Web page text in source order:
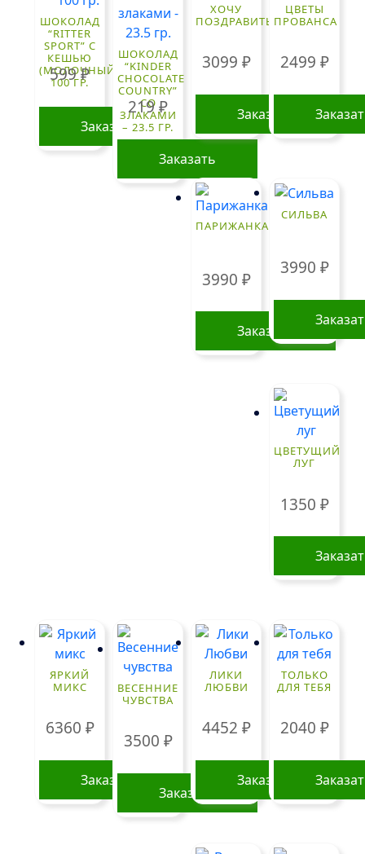
ШОКОЛАД
“RITTER
SPORT” С
КЕШЬЮ
(МОЛОЧНЫЙ)
100 ГР.
599₽
Заказать
ШОКОЛАД
“KINDER
CHOCOLATE
COUNTRY”
СО
ЗЛАКАМИ
– 23.5 ГР.
219₽
Заказать
ХОЧУ
ПОЗДРАВИТЬ
3099 ₽
Заказать
ЦВЕТЫ
ПРОВАНСА
2499 ₽
ПАРИЖАНКА
3990 ₽
Заказать
СИЛЬВА
3990 ₽
ЦВЕТУЩИЙ
ЛУГ
1350 ₽
ЯРКИЙ
МИКС
6360 ₽
Заказать
ВЕСЕННИЕ
ЧУВСТВА
3500 ₽
Заказать
ЛИКИ
ЛЮБВИ
4452 ₽
Заказать
ТОЛЬКО
ДЛЯ ТЕБЯ
2040 ₽